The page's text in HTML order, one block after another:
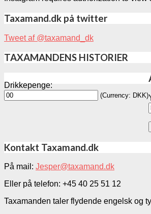
Taxamand.dk på twitter
Tweet af @taxamand_dk
TAXAMANDENS HISTORIER
Drikkepenge:
(Currency: DKK)
Kontakt Taxamand.dk
På mail: Jesper@taxamand.dk
Eller på telefon: +45 40 25 51 12
Taxamanden taler flydende engelsk og